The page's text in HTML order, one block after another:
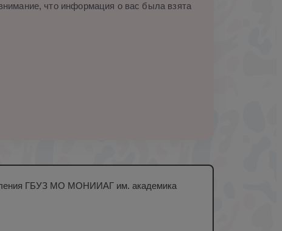
что информация о вас была взята
ГБУЗ МО МОНИИАГ им. академика